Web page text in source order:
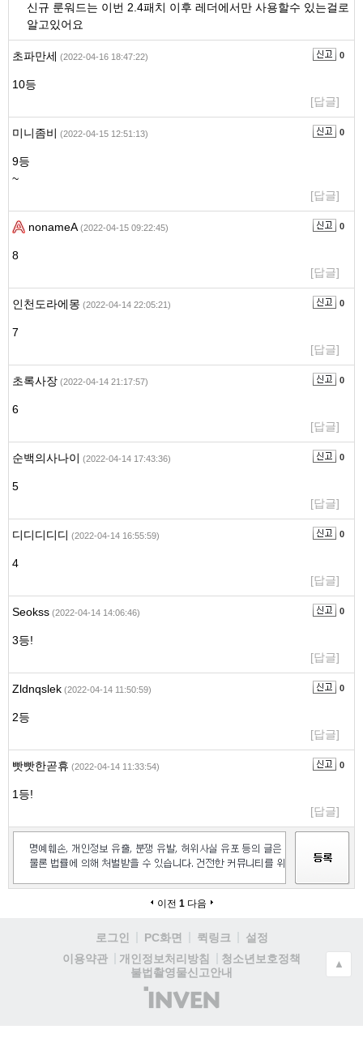
신규 룬워드는 이번 2.4패치 이후 레더에서만 사용할수 있는걸로
알고있어요
초파만세 (2022-04-16 18:47:22) 0
10등
[답글]
미니좀비 (2022-04-15 12:51:13) 0
9등
~
[답글]
nonameA (2022-04-15 09:22:45) 0
8
[답글]
인천도라에몽 (2022-04-14 22:05:21) 0
7
[답글]
초록사장 (2022-04-14 21:17:57) 0
6
[답글]
순백의사나이 (2022-04-14 17:43:36) 0
5
[답글]
디디디디디 (2022-04-14 16:55:59) 0
4
[답글]
Seokss (2022-04-14 14:06:46) 0
3등!
[답글]
Zldnqslek (2022-04-14 11:50:59) 0
2등
[답글]
빳빳한곧휴 (2022-04-14 11:33:54) 0
1등!
[답글]
이전 1 다음
로그인 PC화면 퀵링크
설정
이용약관
개인정보처리방침
청소년보호정책
불법촬영물신고안내
(주)
인
▲